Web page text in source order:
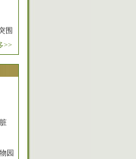
围
>>
园